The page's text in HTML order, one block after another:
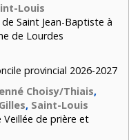
Louis
Saint Jean-Baptiste à
de Lourdes
provincial 2026-2027
Choisy/Thiais,
, Saint-Louis
Veillée de prière et